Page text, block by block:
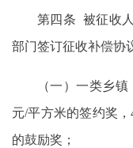
第四条 被征收
部门签订征收补偿协
（一）一类乡
元/平方米的签约奖
的鼓励奖；